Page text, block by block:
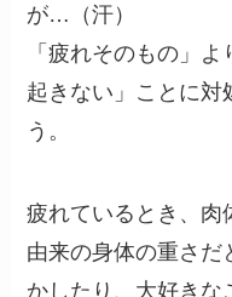
が…（汗）
「疲れそのもの」
起きない」ことに対
う。
疲れているとき、肉
由来の身体の重さだ
かしたり、大好きな